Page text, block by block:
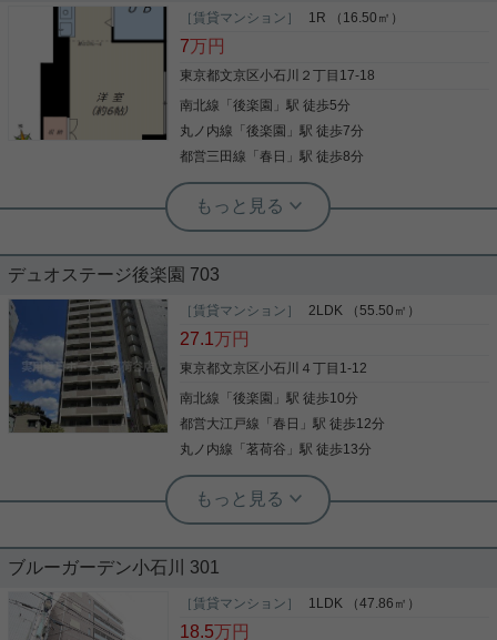
都心の主要駅に簡単アクセス可能の好立地！ 駅まで
◎ スーパー『クイーンズ伊勢丹』徒歩1分 ディスカ
ウントショップ『オリンピック』徒歩3分 100円シ
ョップ『キャンドゥ』同建物 周辺環境もかなりイ
イ！！！(*^O^*) 気になったら直ぐお問い合わせくだ
さいませ＾＾
ドームが徒歩圏内！ ラクーアもあり、買い物にも便
利な周辺環境です！ 3口ガスコンロにグリル、浴室
角部屋で、2面に窓有！ お気軽にお問い合わせくだ
さいませ！ ★お電話でのご相談もお気軽にどうぞ★
5021
写真(9)
室内設備は浴室乾燥機・洗面所独立などが揃ってい
るので、快適に過ごしやすいお部屋になります。収
納はシューズボックス・ウォークインクロゼットな
に重宝します。お風呂が好きな方に欠かせない追い
炊き機能付き。駅までのアクセスが良い、徒歩12分
のところに位置する物件です。1LDKの物件なので
キッチンも快適でお料理も楽しい。50.82平米程の
専有面積でスペースも十分。当社スタッフの豊富な
経験から、住まい探しに関するお問い合わせを受け
付けております。お客様のニーズにお応えできるよ
実用春日ホーム 春日町店 宮﨑由実
収納豊富 全居室6帖以上 好立地 照明付
き シューズボックス
ｕｒｅ Ｒｅｓｉｄｅｎｃｅ」。 室内設備は洗面化
粧台・浴室乾燥機などが揃っているので、 快適に過
TVインターホン付き。 収納はウォークインクロゼッ
ト・シューズボックス・全居室収納などが 備え付け
す。 快適に生活する上で欠かせないエアコンが設置
されている物件です。 お気楽にお問合せください！
写真(9)
［賃貸マンション］ 1R （16.50㎡）
7万円
東京都文京区小石川２丁目17-18
南北線 「後楽園 」駅 徒歩5分
丸ノ内線 「後楽園 」駅 徒歩7分
都営三田線 「春日 」駅 徒歩8分
実用春日ホーム 小石川店 スタッフ上田
★2駅4路線地用可能★フローリング
の物件です！！ 後楽園駅と春日駅の2駅利用可能で
路線は4路線！ 学生の方にも社会人の方にもおすす
めなお部屋です。 収納もついています！ 2面採光で
明るいお部屋となっています。 気になる点や類似物
問い合わせください！お待ちしております。
写真(9)
詳細を見る
デュオステージ後楽園 703
［賃貸マンション］ 2LDK （55.50㎡）
27.1万円
東京都文京区小石川４丁目1-12
南北線 「後楽園 」駅 徒歩10分
都営大江戸線 「春日 」駅 徒歩12分
丸ノ内線 「茗荷谷 」駅 徒歩13分
実用春日ホーム 茗荷谷店 堀田枝里
室内リニューアル☆角部屋・南西向き
と洋室5.3帖、4.6帖の2LDKのお部屋のご紹介です☆
物件周辺にはまいばすけっとやコンビニがあり、 最
ブルーガーデン小石川 301
［賃貸マンション］ 1LDK （47.86㎡）
18.5万円